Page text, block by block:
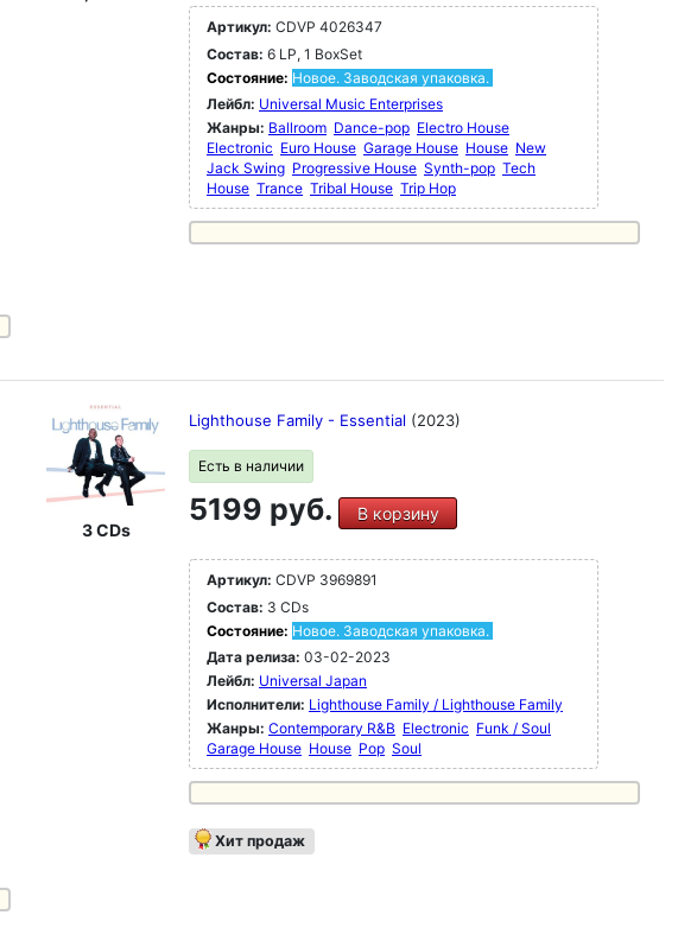
Артикул: CDVP 4026347
Состав: 6 LP, 1 BoxSet
Состояние: Новое. Заводская упаковка.
Лейбл: Universal Music Enterprises
Жанры: Ballroom Dance-pop Electro House
Electronic Euro House Garage House House New
Jack Swing Progressive House Synth-pop Tech
House Trance Tribal House Trip Hop
3 CDs
Lighthouse Family - Essential (2023)
Есть в наличии
5199 руб. В корзину
Артикул: CDVP 3969891
Состав: 3 CDs
Состояние: Новое. Заводская упаковка.
Дата релиза: 03-02-2023
Лейбл: Universal Japan
Исполнители: Lighthouse Family / Lighthouse Family
Жанры: Contemporary R&B Electronic Funk / Soul
Garage House House Pop Soul
Хит продаж